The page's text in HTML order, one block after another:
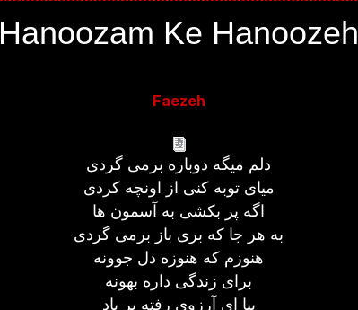
Hanoozam Ke Hanoozeh
Faezeh
دلم میگه دوباره برمی گردی
میای توبه کنی از اونچه کردی
اگه پر بکشی به آسمون ها
به هر جا که بری باز برمی گردی
هنوزم که هنوزه دل جوونه
برای زندگی داره بهونه
بیا ای آرزوی رفته بر باد